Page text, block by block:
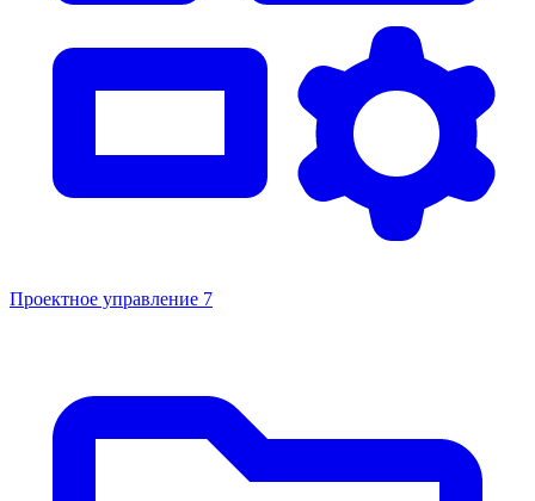
Проектное управление 7